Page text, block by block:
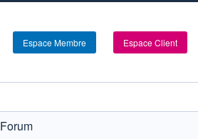
Espace Membre Espace Client
Forum